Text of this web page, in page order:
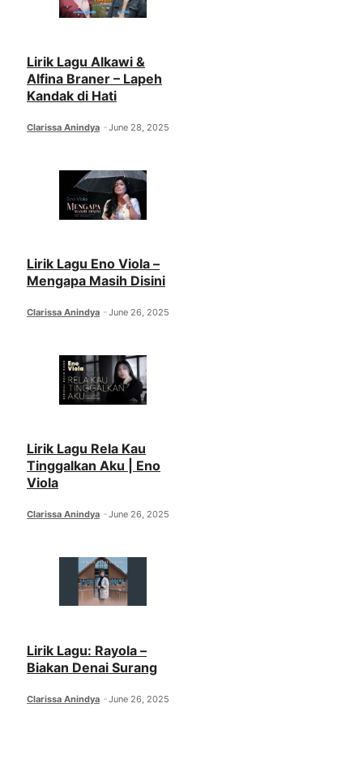
Lirik Lagu Alkawi &
Alfina Braner – Lapeh
Kandak di Hati
Clarissa Anindya June 28, 2025
Lirik Lagu Eno Viola –
Mengapa Masih Disini
Clarissa Anindya June 26, 2025
Lirik Lagu Rela Kau
Tinggalkan Aku | Eno
Viola
Clarissa Anindya June 26, 2025
Lirik Lagu: Rayola –
Biakan Denai Surang
Clarissa Anindya June 26, 2025